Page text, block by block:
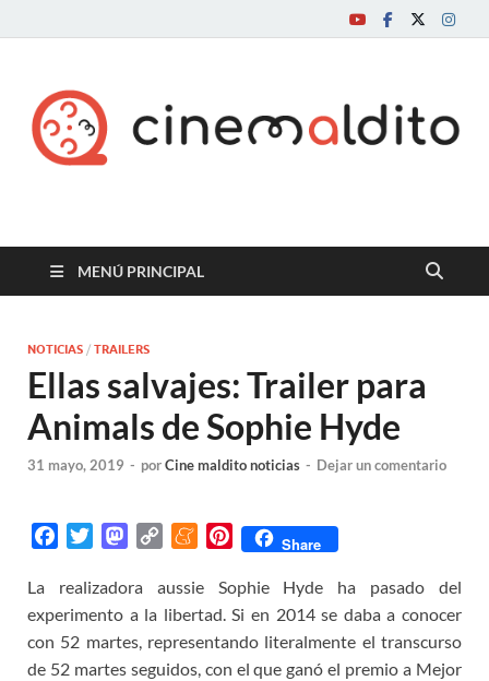
Cine maldito
MENÚ PRINCIPAL
NOTICIAS / TRAILERS
Ellas salvajes: Trailer para
Animals de Sophie Hyde
31 mayo, 2019 - porCine maldito noticias - Dejar un comentario
c
e
b
o
i
t
t
e
M
s
t
o
d
p
y
L
i
M
n
e
a
m
P
n
t
e
r
Share
La realizadora aussie Sophie Hyde ha pasado del
experimento a la libertad. Si en 2014 se daba a conocer
con 52 martes, representando literalmente el transcurso
de 52 martes seguidos, con el que ganó el premio a Mejor